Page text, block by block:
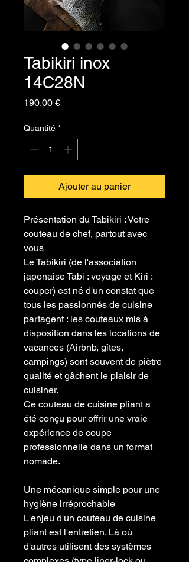
Tabikiri inox
14C28N
190,00 €Prix
Quantité *
Ajouter au panier
Présentation du Tabikiri : Votre
couteau de chef, partout avec
vous
​Le Tabikiri (de l'association
japonaise Tabi : voyage et Kiri :
couper) est né d'un constat que
tous les passionnés de cuisine
partagent : les couteaux mis à
disposition dans les locations de
vacances (Airbnb, gîtes,
campings) sont souvent de piètre
qualité et gâchent le plaisir de
cuisiner.
​Ce couteau de cuisine pliant a
été conçu pour offrir une vraie
expérience de coupe
professionnelle dans un format
nomade.
​Une mécanique simple pour une
hygiène irréprochable
​L'enjeu d'un couteau de cuisine
pliant est l'entretien. Là où
d'autres utilisent des systèmes